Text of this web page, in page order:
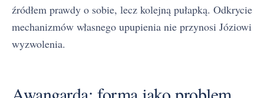
źródłem prawdy o sobie, lecz kolejną pułapką. Odkrycie
mechanizmów własnego upupienia nie przynosi Józiowi
wyzwolenia.